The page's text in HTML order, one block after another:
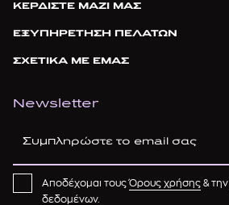
ΚΕΡΔΙΣΤΕ ΜΑΖΙ ΜΑΣ
ΕΞΥΠΗΡΕΤΗΣΗ ΠΕΛΑΤΩΝ
ΣΧΕΤΙΚΑ ΜΕ ΕΜΑΣ
Newsletter
Αποδέχομαι τουςΌρους χρήσης & την
δεδομένων.